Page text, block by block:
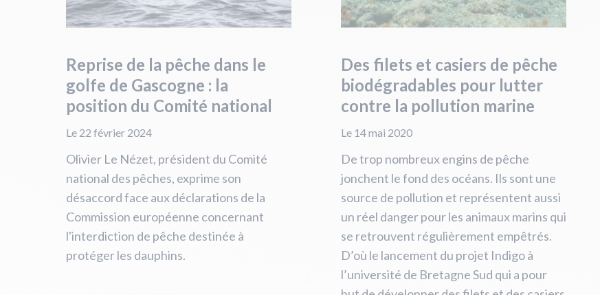
Reprise de la pêche dans le
golfe de Gascogne : la
position du Comité national
Le 22 février 2024
Olivier Le Nézet, président du Comité
national des pêches, exprime son
désaccord face aux déclarations de la
Commission européenne concernant
l'interdiction de pêche destinée à
protéger les dauphins.
Des filets et casiers de pêche
biodégradables pour lutter
contre la pollution marine
Le 14 mai 2020
De trop nombreux engins de pêche
jonchent le fond des océans. Ils sont une
source de pollution et représentent aussi
un réel danger pour les animaux marins qui
se retrouvent régulièrement empêtrés.
D’où le lancement du projet Indigo à
l’université de Bretagne Sud qui a pour